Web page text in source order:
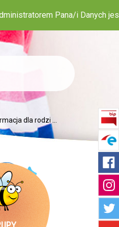
Pana/i Danych jest
dla rodzi ...